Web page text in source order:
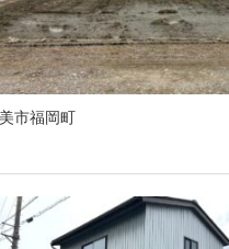
市福岡町